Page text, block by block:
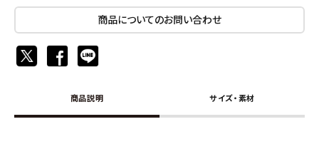
商品についてのお問い合わせ
商品説明 サイズ・素材